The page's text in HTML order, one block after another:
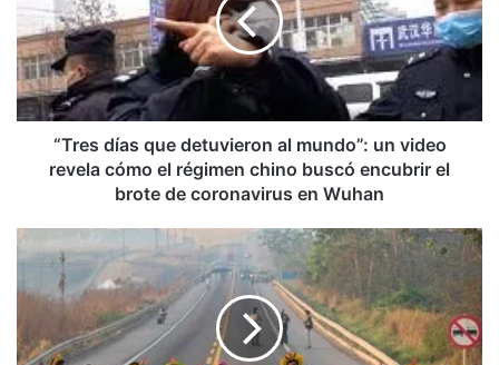
mundo”:
un
video
revela
buscó
encubrir
brote
de
coronavirus
“Tres días que detuvieron al mundo”: un video
revela cómo el régimen chino buscó encubrir el
brote de coronavirus en Wuhan
América
Latina
necesita
ayuda
para
combatir